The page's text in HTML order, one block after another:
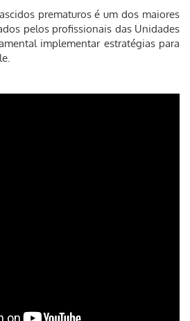
prematuros é um dos maiores
pelos profissionais das Unidades
implementar estratégias para